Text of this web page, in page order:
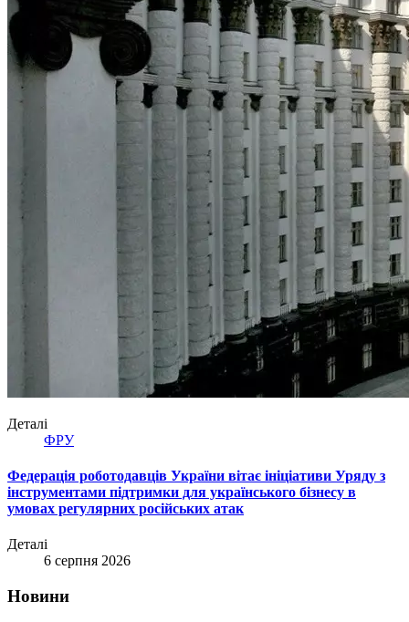
Деталі
ФРУ
Федерація роботодавців України вітає ініціативи Уряду з
інструментами підтримки для українського бізнесу в
умовах регулярних російських атак
Деталі
6 серпня 2026
Новини